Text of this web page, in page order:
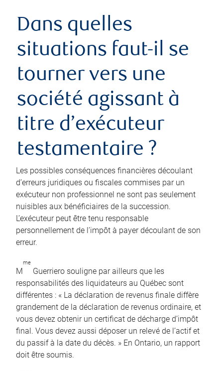
Dans quelles
situations faut-il se
tourner vers une
société agissant à
titre d’exécuteur
testamentaire ?
Les possibles conséquences financières découlant
d’erreurs juridiques ou fiscales commises par un
exécuteur non professionnel ne sont pas seulement
nuisibles aux bénéficiaires de la succession.
L’exécuteur peut être tenu responsable
personnellement de l’impôt à payer découlant de son
erreur.
M
me
Guerriero souligne par ailleurs que les
responsabilités des liquidateurs au Québec sont
différentes : « La déclaration de revenus finale diffère
grandement de la déclaration de revenus ordinaire, et
vous devez obtenir un certificat de décharge d’impôt
final. Vous devez aussi déposer un relevé de l’actif et
du passif à la date du décès. » En Ontario, un rapport
doit être soumis.